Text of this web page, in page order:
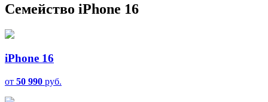
Семейство iPhone 16
iPhone 16
от 50 990 руб.